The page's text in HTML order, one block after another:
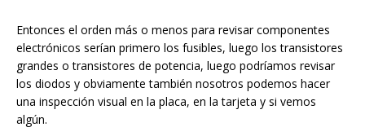
Entonces el orden más o menos para revisar componentes
electrónicos serían primero los fusibles, luego los transistores
grandes o transistores de potencia, luego podríamos revisar
los diodos y obviamente también nosotros podemos hacer
una inspección visual en la placa, en la tarjeta y si vemos
algún.